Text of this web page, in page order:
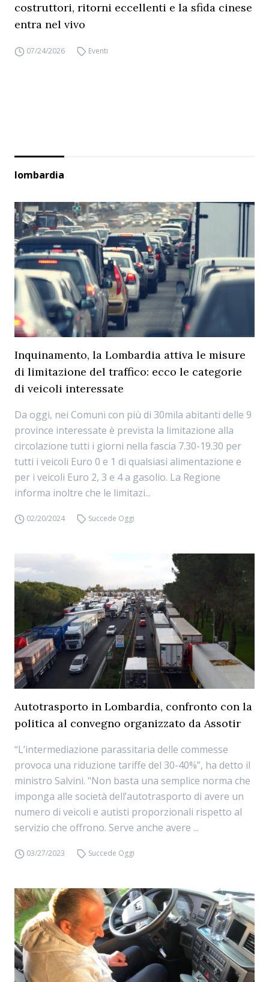
costruttori, ritorni eccellenti e la sfida cinese
entra nel vivo
07/24/2026 Eventi
lombardia
Inquinamento, la Lombardia attiva le misure
di limitazione del traffico: ecco le categorie
di veicoli interessate
Da oggi, nei Comuni con più di 30mila abitanti delle 9
province interessate è prevista la limitazione alla
circolazione tutti i giorni nella fascia 7.30-19.30 per
tutti i veicoli Euro 0 e 1 di qualsiasi alimentazione e
per i veicoli Euro 2, 3 e 4 a gasolio. La Regione
informa inoltre che le limitazi...
02/20/2024 Succede Oggi
Autotrasporto in Lombardia, confronto con la
politica al convegno organizzato da Assotir
“L’intermediazione parassitaria delle commesse
provoca una riduzione tariffe del 30-40%”, ha detto il
ministro Salvini. "Non basta una semplice norma che
imponga alle società dell’autotrasporto di avere un
numero di veicoli e autisti proporzionali rispetto al
servizio che offrono. Serve anche avere ...
03/27/2023 Succede Oggi